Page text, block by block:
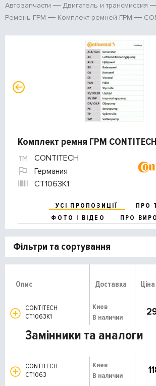
Автозапчасти Двигатель и трансмиссия
Ремень ГРМ
Комплект ремней ГРМ
Комплект ремня ГРМ
CONTITECH
Германия
CT1063K1
УСІ ПРОПОЗИЦІЇ
ПРО
ФОТО І ВІДЕО
ПРО
Фільтри та сортування
Опис Доставка Ціна
CONTITECH
CT1063K1
Киев
В наличии
Замінники та аналоги
CONTITECH
CT1063
Киев
В наличии